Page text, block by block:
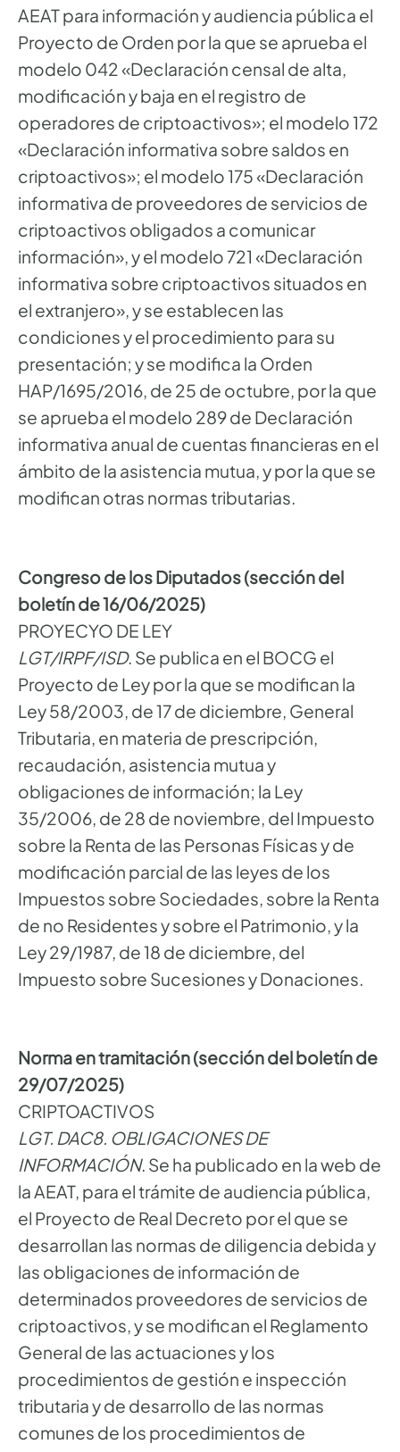
AEAT para información y audiencia pública el
Proyecto de Orden por la que se aprueba el
modelo 042 «Declaración censal de alta,
modificación y baja en el registro de
operadores de criptoactivos»; el modelo 172
«Declaración informativa sobre saldos en
criptoactivos»; el modelo 175 «Declaración
informativa de proveedores de servicios de
criptoactivos obligados a comunicar
información», y el modelo 721 «Declaración
informativa sobre criptoactivos situados en
el extranjero», y se establecen las
condiciones y el procedimiento para su
presentación; y se modifica la Orden
HAP/1695/2016, de 25 de octubre, por la que
se aprueba el modelo 289 de Declaración
informativa anual de cuentas financieras en el
ámbito de la asistencia mutua, y por la que se
modifican otras normas tributarias.
Congreso de los Diputados (sección del
boletín de 16/06/2025)
PROYECYO DE LEY
LGT/IRPF/ISD. Se publica en el BOCG el
Proyecto de Ley por la que se modifican la
Ley 58/2003, de 17 de diciembre, General
Tributaria, en materia de prescripción,
recaudación, asistencia mutua y
obligaciones de información; la Ley
35/2006, de 28 de noviembre, del Impuesto
sobre la Renta de las Personas Físicas y de
modificación parcial de las leyes de los
Impuestos sobre Sociedades, sobre la Renta
de no Residentes y sobre el Patrimonio, y la
Ley 29/1987, de 18 de diciembre, del
Impuesto sobre Sucesiones y Donaciones.
Norma en tramitación (sección del boletín de
29/07/2025)
CRIPTOACTIVOS
LGT. DAC8. OBLIGACIONES DE
INFORMACIÓN. Se ha publicado en la web de
la AEAT, para el trámite de audiencia pública,
el Proyecto de Real Decreto por el que se
desarrollan las normas de diligencia debida y
las obligaciones de información de
determinados proveedores de servicios de
criptoactivos, y se modifican el Reglamento
General de las actuaciones y los
procedimientos de gestión e inspección
tributaria y de desarrollo de las normas
comunes de los procedimientos de